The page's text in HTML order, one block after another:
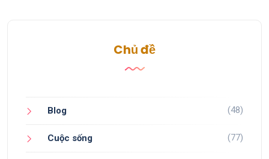
Chủ đề
Blog (48)
Cuộc sống (77)